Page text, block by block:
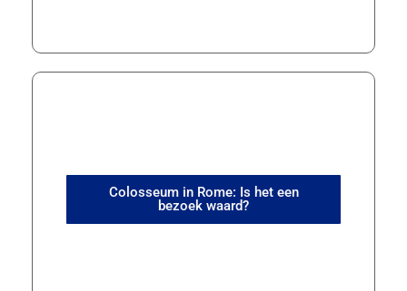
Colosseum in Rome: Is het een
bezoek waard?